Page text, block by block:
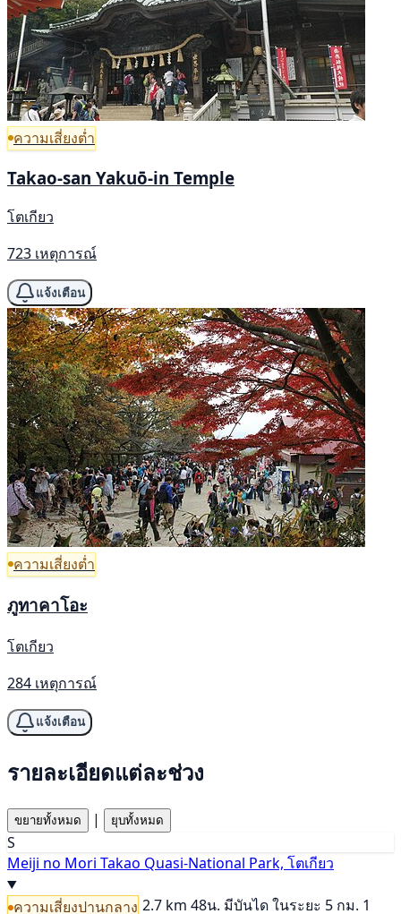
ความเสี่ยงต่ำ
Takao-san Yakuō-in Temple
โตเกียว
723 เหตุการณ์
แจ้งเตือน
ความเสี่ยงต่ำ
ภูทาคาโอะ
โตเกียว
284 เหตุการณ์
แจ้งเตือน
รายละเอียดแต่ละช่วง
ขยายทั้งหมด | ยุบทั้งหมด
S
Meiji no Mori Takao Quasi-National Park, โตเกียว
ความเสี่ยงปานกลาง 2.7 km 48น. มีบันไดในระยะ 5 กม. 1